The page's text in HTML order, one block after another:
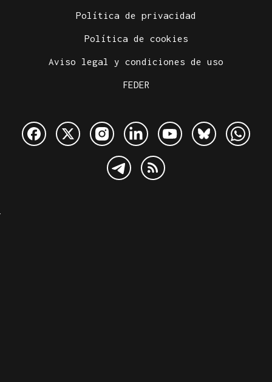
Política de privacidad
Política de cookies
Aviso legal y condiciones de uso
FEDER